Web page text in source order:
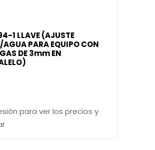
1 LLAVE (AJUSTE
AGUA PARA EQUIPO CON
DE 3mm EN
para ver los precios y